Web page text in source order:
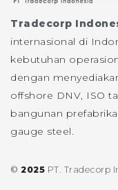
Tradecorp
internasional di
kebutuhan
dengan
offshore DNV, ISO
bangunan
gauge steel.
© 2025 PT. Tradecorp